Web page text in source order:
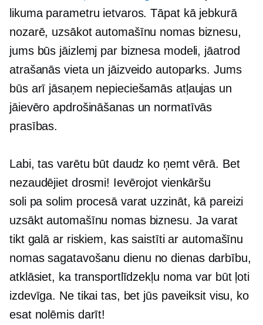
likuma parametru ietvaros. Tāpat kā jebkurā
nozarē, uzsākot automašīnu nomas biznesu,
jums būs jāizlemj par biznesa modeli, jāatrod
atrašanās vieta un jāizveido autoparks. Jums
būs arī jāsaņem nepieciešamās atļaujas un
jāievēro apdrošināšanas un normatīvās
prasības.
Labi, tas varētu būt daudz ko ņemt vērā. Bet
nezaudējiet drosmi! Ievērojot vienkāršu
soli pa solim procesā varat uzzināt, kā pareizi
uzsākt automašīnu nomas biznesu. Ja varat
tikt galā ar riskiem, kas saistīti ar automašīnu
nomas sagatavošanudienu no dienasdarbību,
atklāsiet, ka transportlīdzekļu noma var būt ļoti
izdevīga. Ne tikai tas, bet jūs paveiksit visu, ko
esat nolēmis darīt!